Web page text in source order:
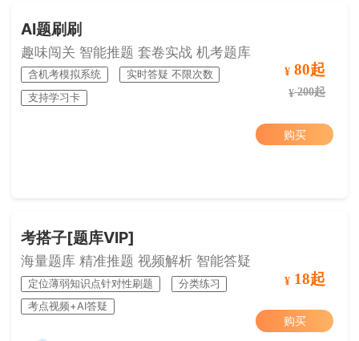
AI题刷刷
趣味闯关 智能推题 套卷实战 机考题库
含机考模拟系统
实时答疑 不限次数
支持学习卡
¥ 80起
¥200起
购买
考搭子[题库VIP]
海量题库 精准推题 视频解析 智能答疑
定位薄弱知识点针对性刷题
分类练习
考点视频+AI答疑
¥ 18起
购买